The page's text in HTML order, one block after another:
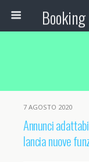
7 AGOSTO 2020
Annunci
lancia nuove